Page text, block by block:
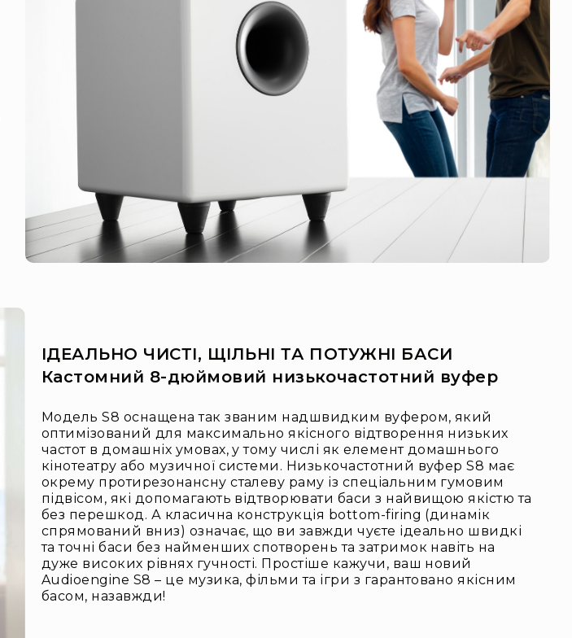
ІДЕАЛЬНО ЧИСТІ, ЩІЛЬНІ ТА ПОТУЖНІ БАСИ
Кастомний 8-дюймовий низькочастотний вуфер
Модель S8 оснащена так званим надшвидким вуфером, який
оптимізований для максимально якісного відтворення низьких
частот в домашніх умовах, у тому числі як елемент домашнього
кінотеатру або музичної системи. Низькочастотний вуфер S8 має
окрему протирезонансну сталеву раму із спеціальним гумовим
підвісом, які допомагають відтворювати баси з найвищою якістю та
без перешкод. А класична конструкція bottom-firing (динамік
спрямований вниз) означає, що ви завжди чуєте ідеально швидкі
та точні баси без найменших спотворень та затримок навіть на
дуже високих рівнях гучності. Простіше кажучи, ваш новий
Audioengine S8 – це музика, фільми та ігри з гарантовано якісним
басом, назавжди!